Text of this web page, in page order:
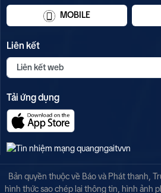
MOBILE
Liên kết
Tải ứng dụng
Bản quyền thuộc về Báo và Phát thanh,
hình thức sao chép lại thông tin, hình ảnh